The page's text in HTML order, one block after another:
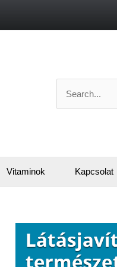
for:
Vitaminok Kapcsolat